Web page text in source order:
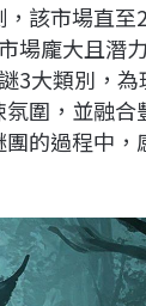
該市場直
場龐大且潛
3大類別，
圍，並融合
的過程中，